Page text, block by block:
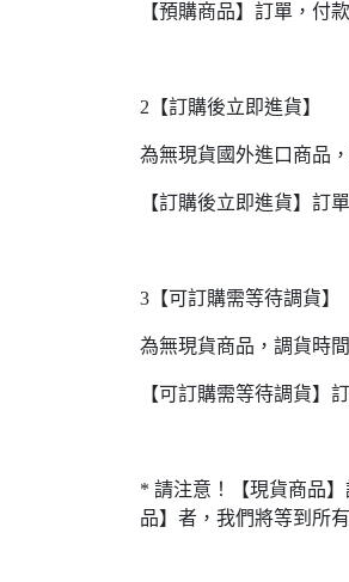
【預購商品】訂單，付
2【訂購後立即進貨】
為無現貨國外進口商品
【訂購後立即進貨】訂
3【可訂購需等待調貨】
為無現貨商品，調貨時
【可訂購需等待調貨】
* 請注意！【現貨商品
品】者，我們將等到所